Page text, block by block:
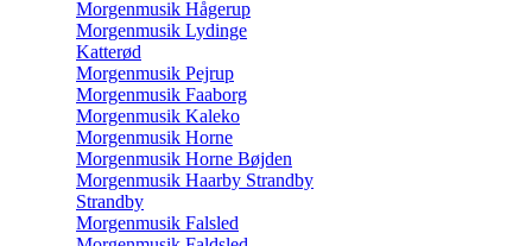
Morgenmusik Hågerup
Morgenmusik Lydinge
Katterød
Morgenmusik Pejrup
Morgenmusik Faaborg
Morgenmusik Kaleko
Morgenmusik Horne
Morgenmusik Horne Bøjden
Morgenmusik Haarby Strandby
Strandby
Morgenmusik Falsled